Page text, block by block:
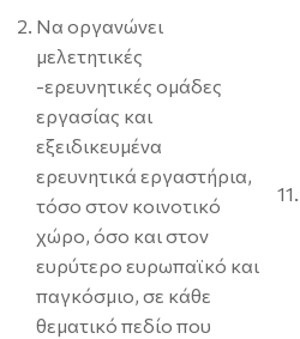
Να οργανώνει
μελετητικές
-ερευνητικές ομάδες
εργασίας και
εξειδικευμένα
ερευνητικά εργαστήρια,
τόσο στον κοινοτικό
χώρο, όσο και στον
ευρύτερο ευρωπαϊκό και
παγκόσμιο, σε κάθε
θεματικό πεδίο που